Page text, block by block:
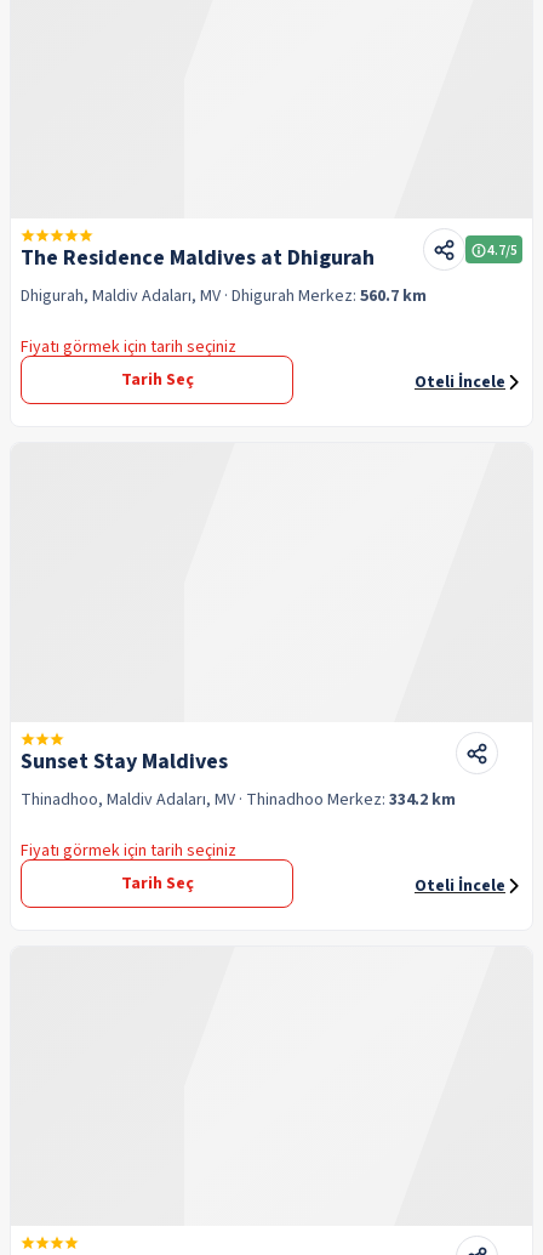
The Residence Maldives at Dhigurah 4.7/5
Dhigurah, Maldiv Adaları, MV · Dhigurah Merkez: 560.7 km
Fiyatı görmek için tarih seçiniz
Tarih Seç
Oteli İncele
Sunset Stay Maldives
Thinadhoo, Maldiv Adaları, MV · Thinadhoo Merkez: 334.2 km
Fiyatı görmek için tarih seçiniz
Tarih Seç
Oteli İncele